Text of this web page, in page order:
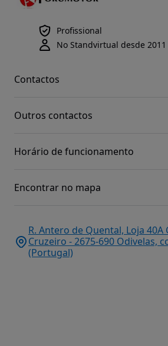
Profissional
No Standvirtual desde 2011
Contactos
Outros contactos
Horário de funcionamento
Encontrar no mapa
R. Antero de Quental, Loja 40A
Cruzeiro - 2675-690 Odivelas,
(Portugal)